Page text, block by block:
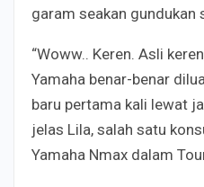
garam seakan gundukan
“Woww.. Keren. Asli
Yamaha benar-benar
baru pertama kali lewat
jelas Lila, salah satu
Yamaha Nmax dalam